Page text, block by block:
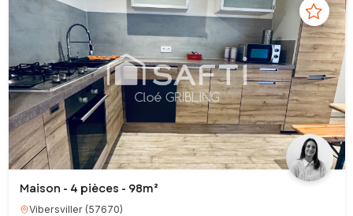
Maison - 4 pièces - 98m²
Vibersviller(57670)